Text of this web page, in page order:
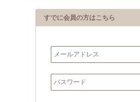
すでに会員の方はこちら